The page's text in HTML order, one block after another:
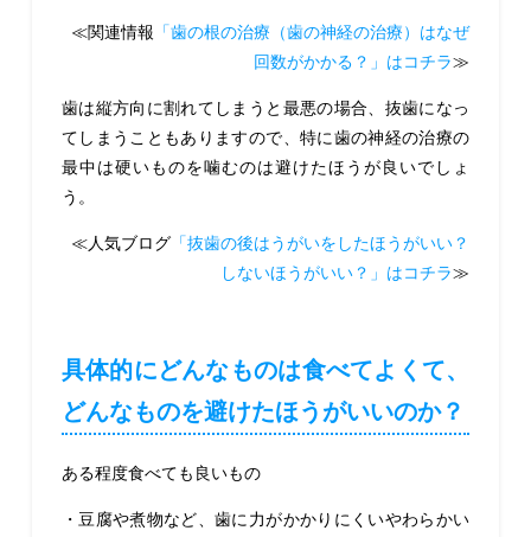
≪関連情報 「歯の根の治療（歯の神経の治療）はなぜ
回数がかかる？」はコチラ≫
歯は縦方向に割れてしまうと最悪の場合、抜歯になっ
てしまうこともありますので、特に歯の神経の治療の
最中は硬いものを噛むのは避けたほうが良いでしょ
う。
≪人気ブログ 「抜歯の後はうがいをしたほうがいい？
しないほうがいい？」はコチラ≫
具体的にどんなものは食べてよくて、
どんなものを避けたほうがいいのか？
ある程度食べても良いもの
・豆腐や煮物など、歯に力がかかりにくいやわらかい